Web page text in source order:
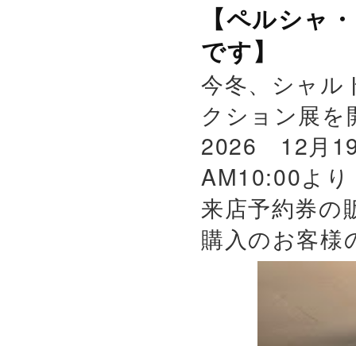
【ペルシャ
です】
今冬、シャル
クション展
2026 12月19
AM10:00よ
来店予約券の
購入のお客様